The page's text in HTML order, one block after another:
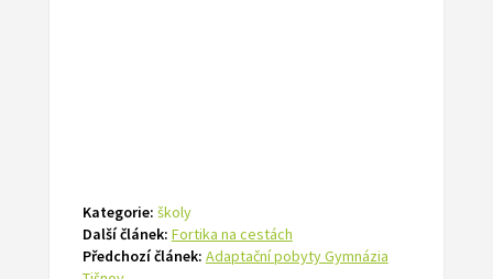
Kategorie: školy
Další článek: Fortika na cestách
Předchozí článek: Adaptační pobyty Gymnázia